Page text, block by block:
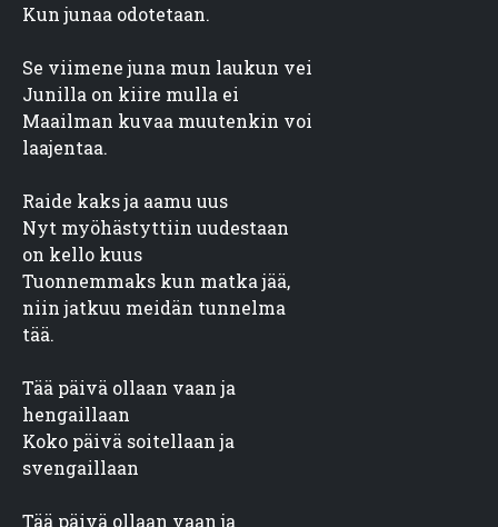
Kun junaa odotetaan.
Se viimene juna mun laukun vei
Junilla on kiire mulla ei
Maailman kuvaa muutenkin voi
laajentaa.
Raide kaks ja aamu uus
Nyt myöhästyttiin uudestaan
on kello kuus
Tuonnemmaks kun matka jää,
niin jatkuu meidän tunnelma
tää.
Tää päivä ollaan vaan ja
hengaillaan
Koko päivä soitellaan ja
svengaillaan
Tää päivä ollaan vaan ja